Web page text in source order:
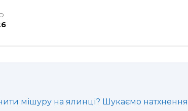
мішуру на ялинці? Шукаємо натхнення